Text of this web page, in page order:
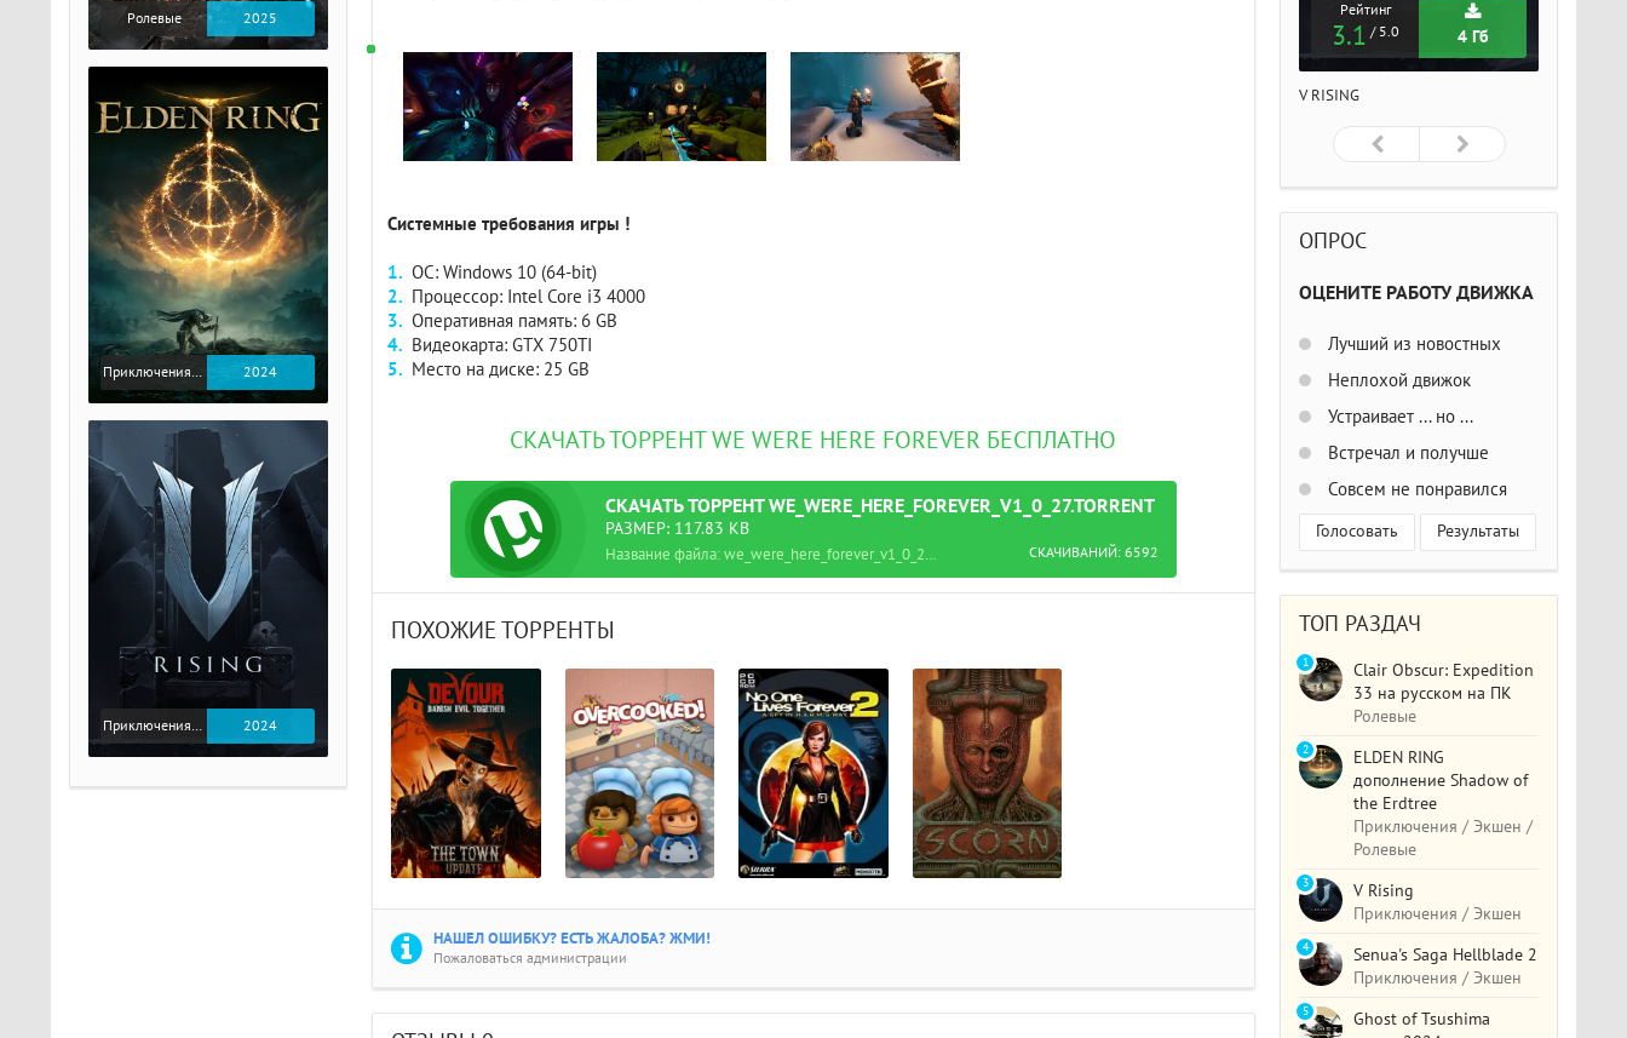
Системные требования игры !
ОС: Windows 10 (64-bit)
Процессор: Intel Core i3 4000
Оперативная память: 6 GB
Видеокарта: GTX 750TI
Место на диске: 25 GB
СКАЧАТЬ ТОРРЕНТ WE WERE HERE FOREVER БЕСПЛАТНО
СКАЧАТЬТОРРЕНТWE_WERE_HERE_FOREVER_V1_0_27.TORRENT
РАЗМЕР: 117.83 KB
СКАЧИВАНИЙ: 6592
Название файла: we_were_here_forever_v1_0_27.torrent
ПОХОЖИЕ ТОРРЕНТЫ
НАШЕЛ ОШИБКУ? ЕСТЬ ЖАЛОБА? ЖМИ!
Пожаловаться администрации
Ролевые 2025
Приключения / Экшен / Ролевые 2024
Приключения / Экшен 2024
V RISING
Рейтинг
3.1 / 5.0 4 Гб
V RISING
ОПРОС
ОЦЕНИТЕ РАБОТУ ДВИЖКА
Лучший из новостных
Неплохой движок
Устраивает ... но ...
Встречал и получше
Совсем не понравился
Голосовать Результаты
ТОП РАЗДАЧ
Clair Obscur: Expedition
33 на русском на ПК
Ролевые
1
ELDEN RING
дополнение Shadow of
the Erdtree
Приключения / Экшен /
Ролевые
2
V Rising
Приключения / Экшен
3
Senua's Saga Hellblade 2
Приключения / Экшен
4
Ghost of Tsushima
5